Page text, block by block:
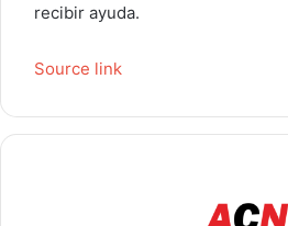
recibir ayuda.
Source link